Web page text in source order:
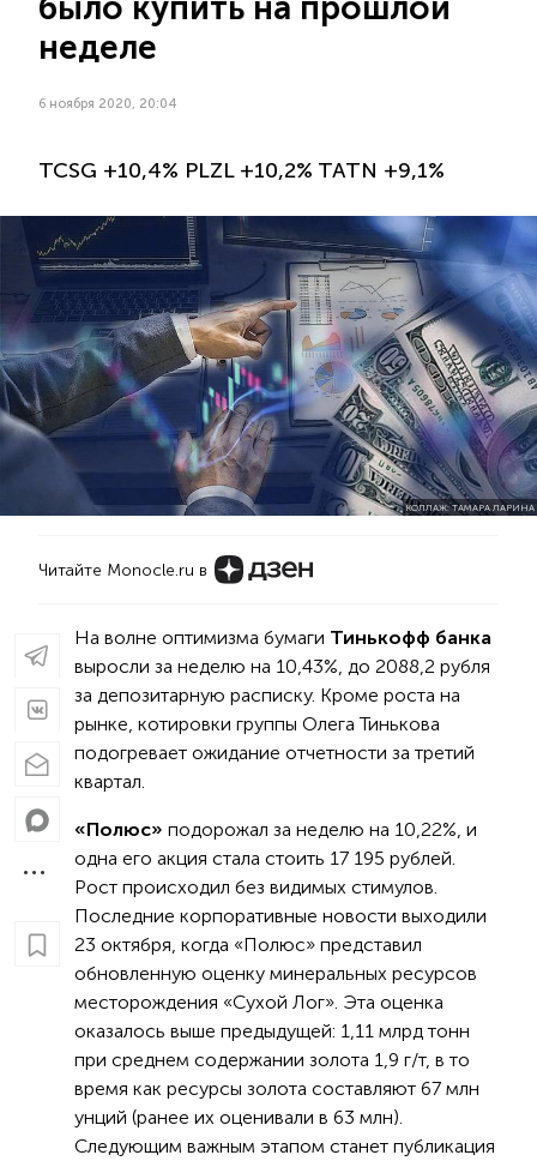
неделе
6 ноября 2020, 20:04
TCSG +10,4% PLZL +10,2% TATN +9,1%
КОЛЛАЖ: ТАМАРА ЛАРИНА
Читайте Monocle.ru в
На волне оптимизма бумаги Тинькофф банка
выросли за неделю на 10,43%, до 2088,2 рубля
за депозитарную расписку. Кроме роста на
рынке, котировки группы Олега Тинькова
подогревает ожидание отчетности за третий
квартал.
«Полюс» подорожал за неделю на 10,22%, и
одна его акция стала стоить 17 195 рублей.
Рост происходил без видимых стимулов.
Последние корпоративные новости выходили
23 октября, когда «Полюс» представил
обновленную оценку минеральных ресурсов
месторождения «Сухой Лог». Эта оценка
оказалось выше предыдущей: 1,11 млрд тонн
при среднем содержании золота 1,9 г/т, в то
время как ресурсы золота составляют 67 млн
унций (ранее их оценивали в 63 млн).
Следующим важным этапом станет публикация